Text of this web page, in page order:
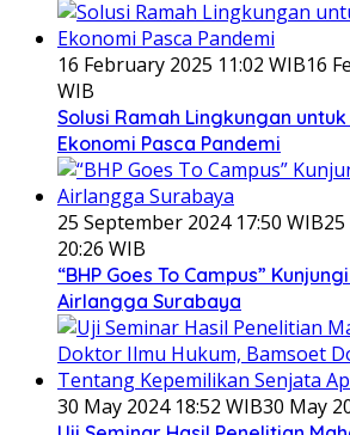
16 February 2025 11:02 WIB16
WIB
Solusi Ramah Lingkungan
Ekonomi Pasca Pandemi
25 September 2024 17:50 WIB
20:26 WIB
“BHP Goes To Campus”
Airlangga Surabaya
30 May 2024 18:52 WIB30 May